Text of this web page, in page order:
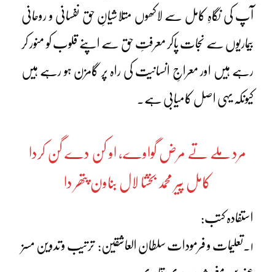
آپ کی نگاہِ کامل سے لاکھوں متلاشیانِ حق نفسانی و روحانی
بیماریوں سے نجات پاکر معرفتِ حق سے اپنے قلوب کو منور کر
رہے ہیں اور معراجِ انسانیت کی راہ پر گامزن ہو رہے ہیں
کیونکہ یہی اصل کامیابی ہے۔
مرد ملے تے مرض گواوے، او کن دے گن کردا
کامل پیر محمد بخشا لال بناون پتھر دا
استفادہ کتب:
۱۔تعلیمات و فرمودات سلطان العاشقین: ترتیب و تدوین مسز